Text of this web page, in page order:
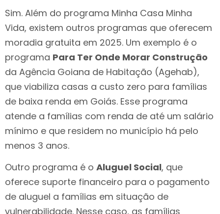
Sim. Além do programa Minha Casa Minha
Vida, existem outros programas que oferecem
moradia gratuita em 2025. Um exemplo é o
programa Para Ter Onde Morar Construção
da Agência Goiana de Habitação (Agehab),
que viabiliza casas a custo zero para famílias
de baixa renda em Goiás. Esse programa
atende a famílias com renda de até um salário
mínimo e que residem no município há pelo
menos 3 anos.
Outro programa é o Aluguel Social, que
oferece suporte financeiro para o pagamento
de aluguel a famílias em situação de
vulnerabilidade. Nesse caso, as famílias